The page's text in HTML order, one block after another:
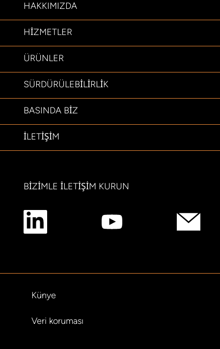
HAKKIMIZDA
HIZMETLER
ÜRÜNLER
SÜRDÜRÜLEBILIRLIK
BASINDA BIZ
ILETIŞIM
BIZIMLE ILETIŞIM KURUN
Künye
Veri koruması